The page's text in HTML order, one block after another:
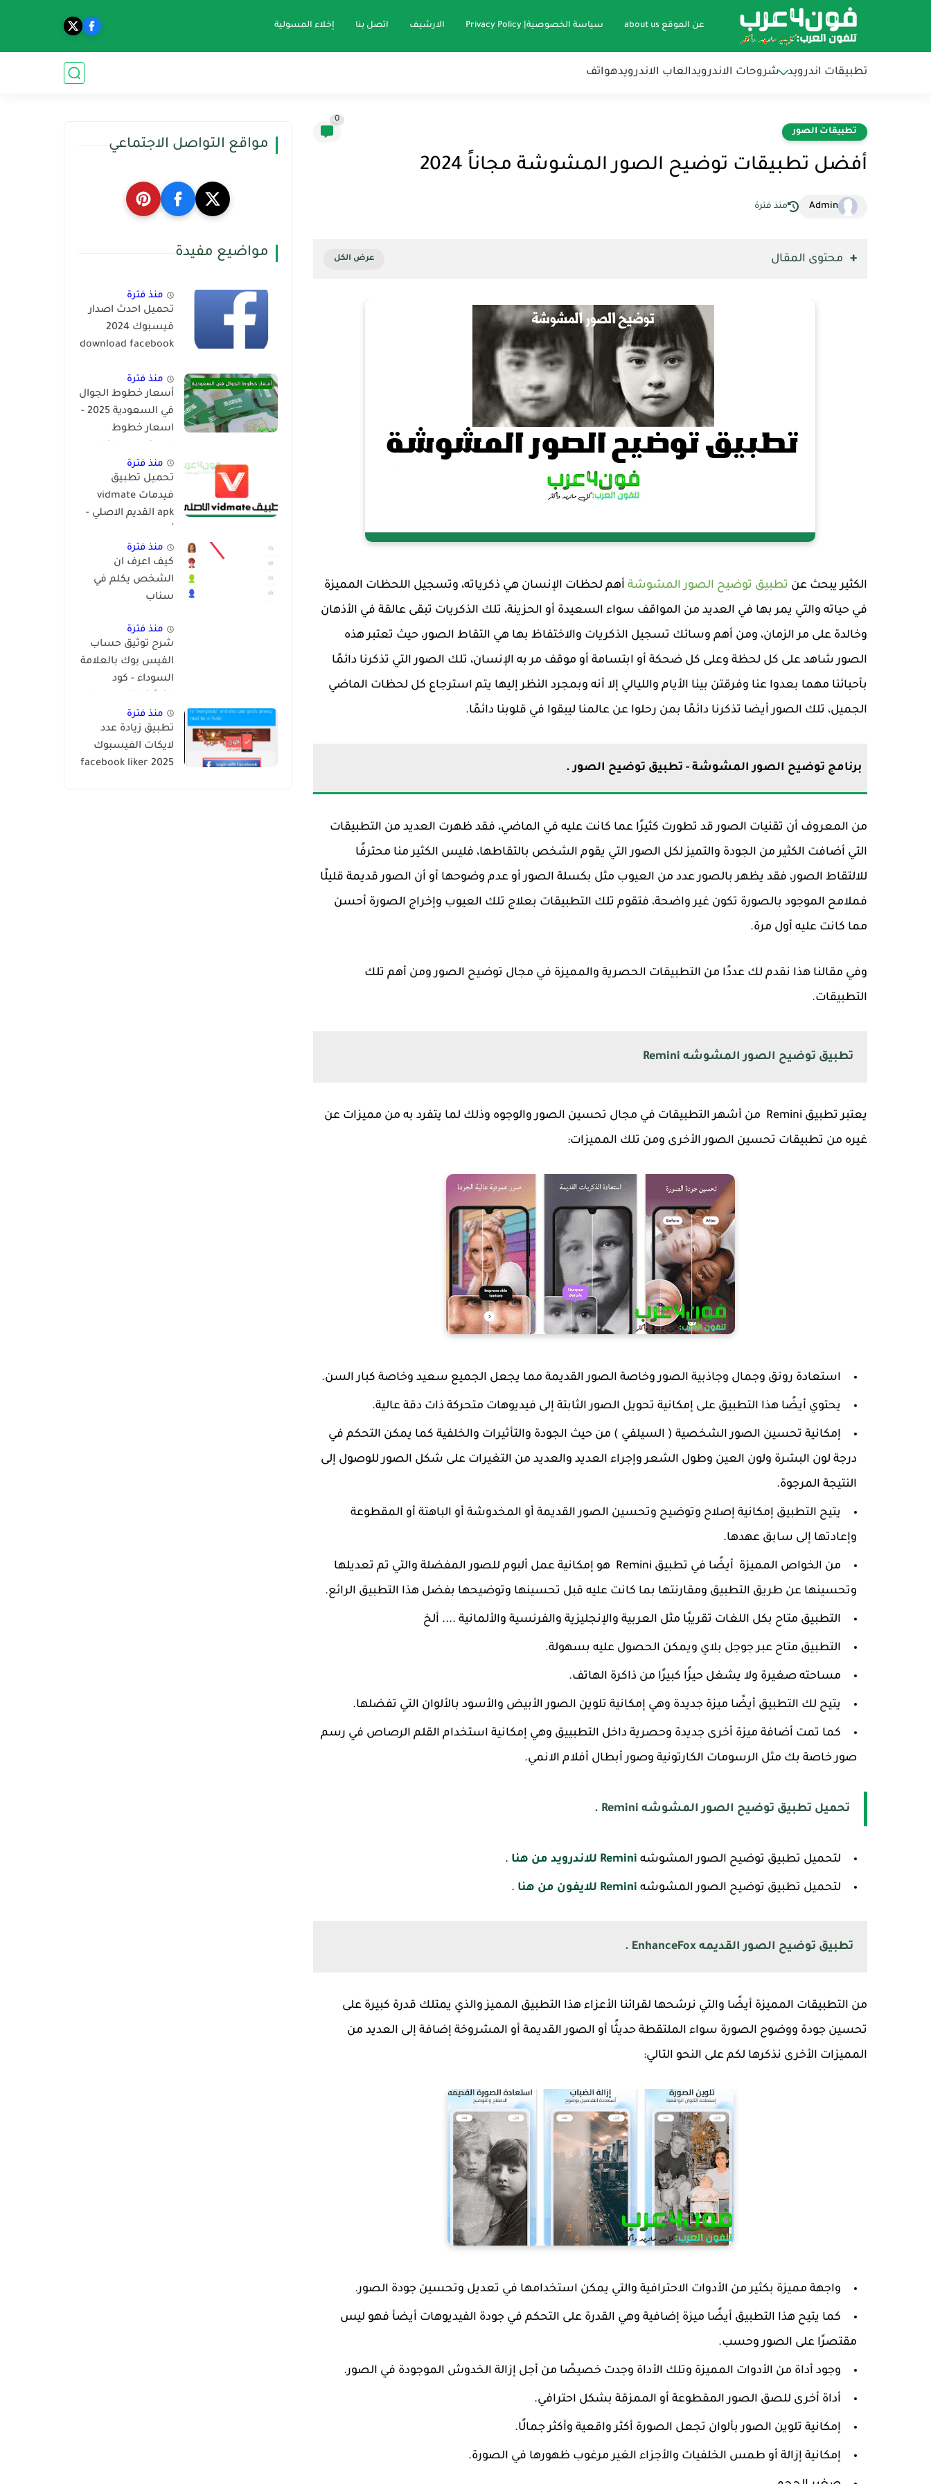
عن الموقع about us سياسة الخصوصية| Privacy Policy الارشيف اتصل بنا إخلاء المسولية
تطبيقات اندرويد شروحات الاندرويدالعاب الاندرويدهواتف
تطبيقات الصور
0
أفضل تطبيقات توضيح الصور المشوشة مجاناً 2024
Admin منذ فترة
محتوى المقال
الكثير يبحث عن تطبيق توضيح الصور المشوشة أهم لحظات الإنسان هي ذكرياته، وتسجيل اللحظات المميزة
في حياته والتي يمر بها في العديد من المواقف سواء السعيدة أو الحزينة، تلك الذكريات تبقى عالقة في الأذهان
وخالدة على مر الزمان، ومن أهم وسائك تسجيل الذكريات والاختفاظ بها هي التقاط الصور، حيث تعتبر هذه
الصور شاهد على كل لحظة وعلى كل ضحكة أو ابتسامة أو موقف مر به الإنسان، تلك الصور التي تذكرنا دائمًا
بأحبائنا مهما بعدوا عنا وفرقتن بينا الأيام والليالي إلا أنه وبمجرد النظر إليها يتم استرجاع كل لحظات الماضي
الجميل، تلك الصور أيضا تذكرنا دائمًا بمن رحلوا عن عالمنا ليبقوا في قلوبنا دائمًا.
برنامج توضيح الصور المشوشة - تطبيق توضيح الصور .
من المعروف أن تقنيات الصور قد تطورت كثيرًا عما كانت عليه في الماضي، فقد ظهرت العديد من التطبيقات
التي أضافت الكثير من الجودة والتميز لكل الصور التي يقوم الشخص بالتقاطها، فليس الكثير منا محترفًا
للالتقاط الصور، فقد يظهر بالصور عدد من العيوب مثل بكسلة الصور أو عدم وضوحها أو أن الصور قديمة قليلًا
فملامح الموجود بالصورة تكون غير واضحة، فتقوم تلك التطبيقات بعلاج تلك العيوب وإخراج الصورة أحسن
مما كانت عليه أول مرة.
وفي مقالنا هذا نقدم لك عددًا من التطبيقات الحصرية والمميزة في مجال توضيح الصور ومن أهم تلك
التطبيقات.
تطبيق توضيح الصور المشوشه Remini
يعتبر تطبيق Remini من أشهر التطبيقات في مجال تحسين الصور والوجوه وذلك لما يتفرد به من مميزات عن
غيره من تطبيقات تحسين الصور الأخرى ومن تلك المميزات:
استعادة رونق وجمال وجاذبية الصور وخاصة الصور القديمة مما يجعل الجميع سعيد وخاصة كبار السن.
يحتوي أيضًا هذا التطبيق على إمكانية تحويل الصور الثابتة إلى فيديوهات متحركة ذات دقة عالية.
إمكانية تحسين الصور الشخصية ( السيلفي ) من حيث الجودة والتأثيرات والخلفية كما يمكن التحكم في
درجة لون البشرة ولون العين وطول الشعر وإجراء العديد والعديد من التغيرات على شكل الصور للوصول إلى
النتيجة المرجوة.
يتيح التطبيق إمكانية إصلاح وتوضيح وتحسين الصور القديمة أو المخدوشة أو الباهتة أو المقطوعة
وإعادتها إلى سابق عهدها.
من الخواص المميزة أيضًا في تطبيق Remini هو إمكانية عمل ألبوم للصور المفضلة والتي تم تعديلها
وتحسينها عن طريق التطبيق ومقارنتها بما كانت عليه قبل تحسينها وتوضيحها بفضل هذا التطبيق الرائع.
التطبيق متاح بكل اللغات تقريبًا مثل العربية والإنجليزية والفرنسية والألمانية .... ألخ
التطبيق متاح عبر جوجل بلاي ويمكن الحصول عليه بسهولة.
مساحته صغيرة ولا يشغل حيزًا كبيرًا من ذاكرة الهاتف.
يتيح لك التطبيق أيضًا ميزة جديدة وهي إمكانية تلوين الصور الأبيض والأسود بالألوان التي تفضلها.
كما تمت أضافة ميزة أخرى جديدة وحصرية داخل التطبييق وهي إمكانية استخدام القلم الرصاص في رسم
صور خاصة بك مثل الرسومات الكارتونية وصور أبطال أفلام الانمي.
تحميل تطبيق توضيح الصور المشوشه Remini .
لتحميل تطبيق توضيح الصور المشوشه .
لتحميل تطبيق توضيح الصور المشوشه Remini للايفون من هنا .
تطبيق توضيح الصور القديمه EnhanceFox .
من التطبيقات المميزة أيضًا والتي نرشحها لقرائنا الأعزاء هذا التطبيق المميز والذي يمتلك قدرة كبيرة على
تحسين جودة ووضوح الصورة سواء الملتقطة حديثًا أو الصور القديمة أو المشروخة إضافة إلى العديد من
المميزات الأخرى نذكرها لكم على النحو التالي:
واجهة مميزة بكثير من الأدوات الاحترافية والتي يمكن استخدامها في تعديل وتحسين جودة الصور.
كما يتيح هذا التطبيق أيضًا ميزة إضافية وهي القدرة على التحكم في جودة الفيديوهات أيضأ فهو ليس
مقتصرًا على الصور وحسب.
وجود أداة من الأدوات المميزة وتلك الأداة وجدت خصيصًا من أجل إزالة الخدوش الموجودة في الصور.
أداة أخرى للصق الصور المقطوعة أو الممزقة بشكل احترافي.
إمكانية تلوين الصور بألوان تجعل الصورة أكثر واقعية وأكثر جمالًا.
إمكانية إزالة أو طمس الخلفيات والأجزاء الغير مرغوب ظهورها في الصورة.
مواقع التواصل الاجتماعي
مواضيع مفيدة
منذ فترة
تحميل احدث اصدار
فيسبوك 2024
download facebook
منذ فترة
أسعار خطوط الجوال
في السعودية 2025 -
اسعار خطوط
منذ فترة
تحميل تطبيق
فيدمات vidmate
apk القديم الاصلي -
منذ فترة
كيف اعرف ان
الشخص يكلم في
سناب
منذ فترة
شرح توثيق حساب
الفيس بوك بالعلامة
السوداء - كود
2024منذ فترة
تطبيق زيادة عدد
لايكات الفيسبوك
2025 facebook liker